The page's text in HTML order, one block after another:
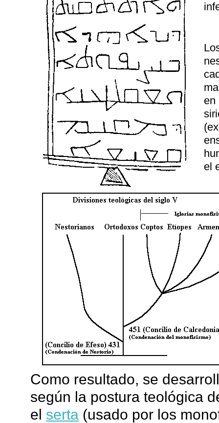
en
el
Como resultado, se
según la postura teológica
el serta (usado por los